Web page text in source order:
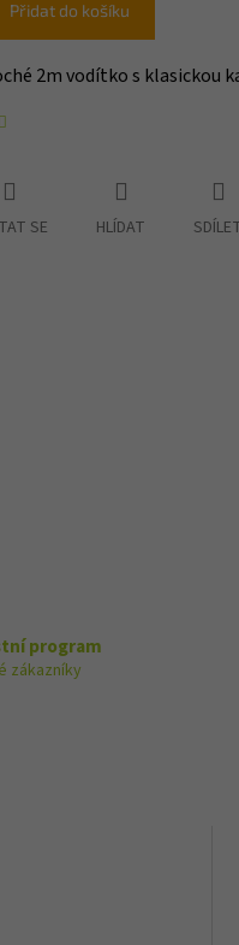
Přidat do košíku
2m vodítko s klasickou
SE HLÍDAT
program
zákazníky